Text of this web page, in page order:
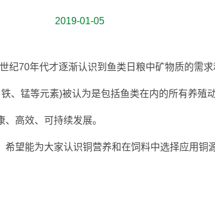
2019-01-05
纪70年代才逐渐认识到鱼类日粮中矿物质的需
、锰等元素)被认为是包括鱼类在内的所有养殖
高效、可持续发展。
希望能为大家认识铜营养和在饲料中选择应用铜